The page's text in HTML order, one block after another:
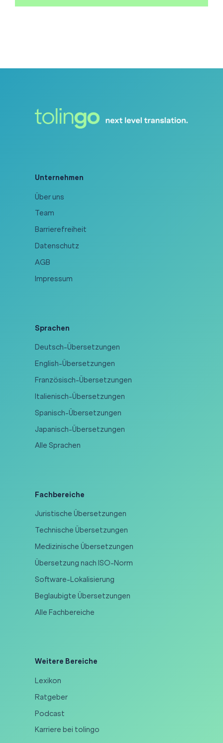
Unternehmen
Über uns
Team
Barrierefreiheit
Datenschutz
AGB
Impressum
Sprachen
Deutsch-Übersetzungen
English-Übersetzungen
Französisch-Übersetzungen
Italienisch-Übersetzungen
Spanisch-Übersetzungen
Japanisch-Übersetzungen
Alle Sprachen
Fachbereiche
Juristische Übersetzungen
Technische Übersetzungen
Medizinische Übersetzungen
Übersetzung nach ISO-Norm
Software-Lokalisierung
Beglaubigte Übersetzungen
Alle Fachbereiche
Weitere Bereiche
Lexikon
Ratgeber
Podcast
Karriere bei tolingo